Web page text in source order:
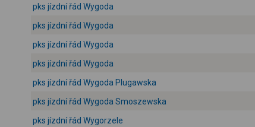
pks jízdní řád Wygoda
pks jízdní řád Wygoda
pks jízdní řád Wygoda
pks jízdní řád Wygoda
pks jízdní řád Wygoda Plugawska
pks jízdní řád Wygoda Smoszewska
pks jízdní řád Wygorzele